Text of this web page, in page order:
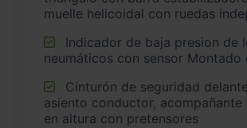
muelle helicoidal con ruedas
neumáticos con sensor Montado
asiento conductor, acompañante
en altura con pretensores